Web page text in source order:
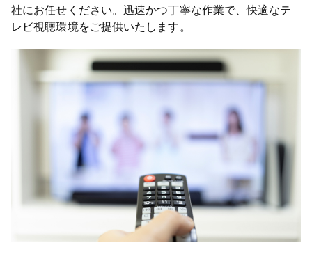
社にお任せください。迅速かつ丁寧な作業で、快適なテ
レビ視聴環境をご提供いたします。